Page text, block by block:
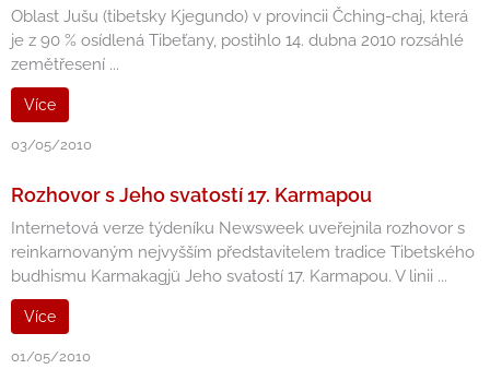
Oblast Jušu (tibetsky Kjegundo) v provincii Čching-chaj, která
je z 90 % osídlená Tibeťany, postihlo 14. dubna 2010 rozsáhlé
zemětřesení ...
Více
03/05/2010
Rozhovor s Jeho svatostí 17. Karmapou
Internetová verze týdeníku Newsweek uveřejnila rozhovor s
reinkarnovaným nejvyšším představitelem tradice Tibetského
budhismu Karmakagjü Jeho svatostí 17. Karmapou. V linii ...
Více
01/05/2010